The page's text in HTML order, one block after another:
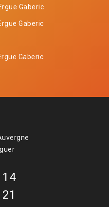
Gaberic
Gaberic
Gaberic
14